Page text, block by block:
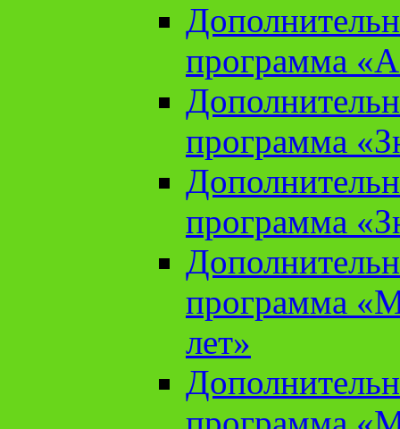
программа
программа
программа
программа
лет»